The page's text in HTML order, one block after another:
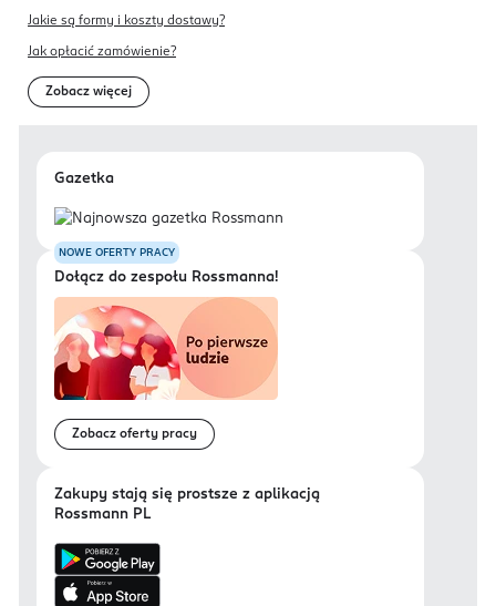
Jakie są formy i koszty dostawy?
Jak opłacić zamówienie?
Zobacz więcej
Gazetka
NOWE OFERTY PRACY
Dołącz do zespołu Rossmanna!
Zobacz oferty pracy
Zakupy stają się prostsze z aplikacją
Rossmann PL